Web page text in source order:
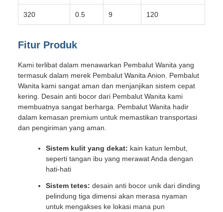
320 0.5 9 120
Fitur Produk
Kami terlibat dalam menawarkan Pembalut Wanita yang
termasuk dalam merek Pembalut Wanita Anion. Pembalut
Wanita kami sangat aman dan menjanjikan sistem cepat
kering. Desain anti bocor dari Pembalut Wanita kami
membuatnya sangat berharga. Pembalut Wanita hadir
dalam kemasan premium untuk memastikan transportasi
dan pengiriman yang aman.
Sistem kulit yang dekat: kain katun lembut,
seperti tangan ibu yang merawat Anda dengan
hati-hati
Sistem tetes: desain anti bocor unik dari dinding
pelindung tiga dimensi akan merasa nyaman
untuk mengakses ke lokasi mana pun